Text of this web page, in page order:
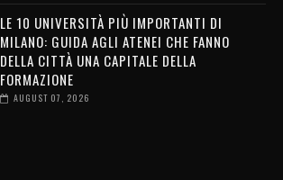
LE 10 UNIVERSITÀ PIÙ IMPORTANTI DI
MILANO: GUIDA AGLI ATENEI CHE FANNO
DELLA CITTÀ UNA CAPITALE DELLA
FORMAZIONE
AUGUST 07, 2026